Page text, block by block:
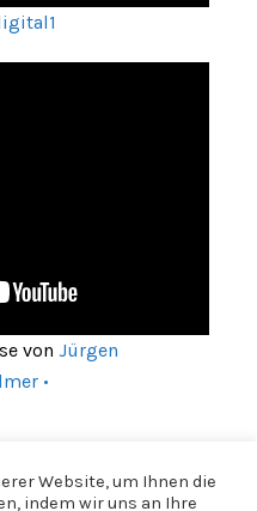
von Jürgen
•
Website, um Ihnen die
indem wir uns an Ihre